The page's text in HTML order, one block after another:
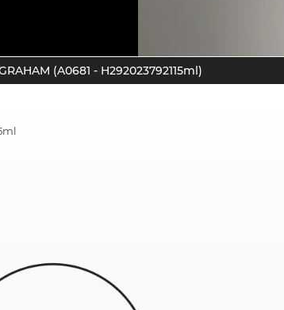
(A0681 - H292023792115ml)